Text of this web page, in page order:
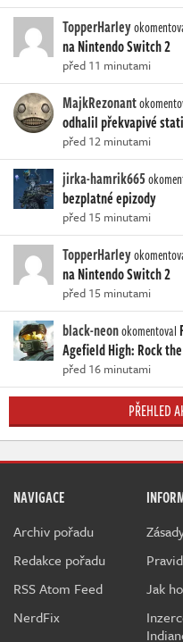
TopperHarley
na Nintendo Switch 2
před 11 minutami
MajkRezonant
odhalil překvapivé
před 12 minutami
jirka-hamrik665
bezplatné epizody
před 15 minutami
TopperHarley
na Nintendo Switch 2
před 15 minutami
black-neonokomentoval
Agefield High: Rock
před 16 minutami
PŘEHLED
NAVIGACE
Archiv pořadu
Redakce pořadu
RSS Atom Feed
NerdFix
Jak